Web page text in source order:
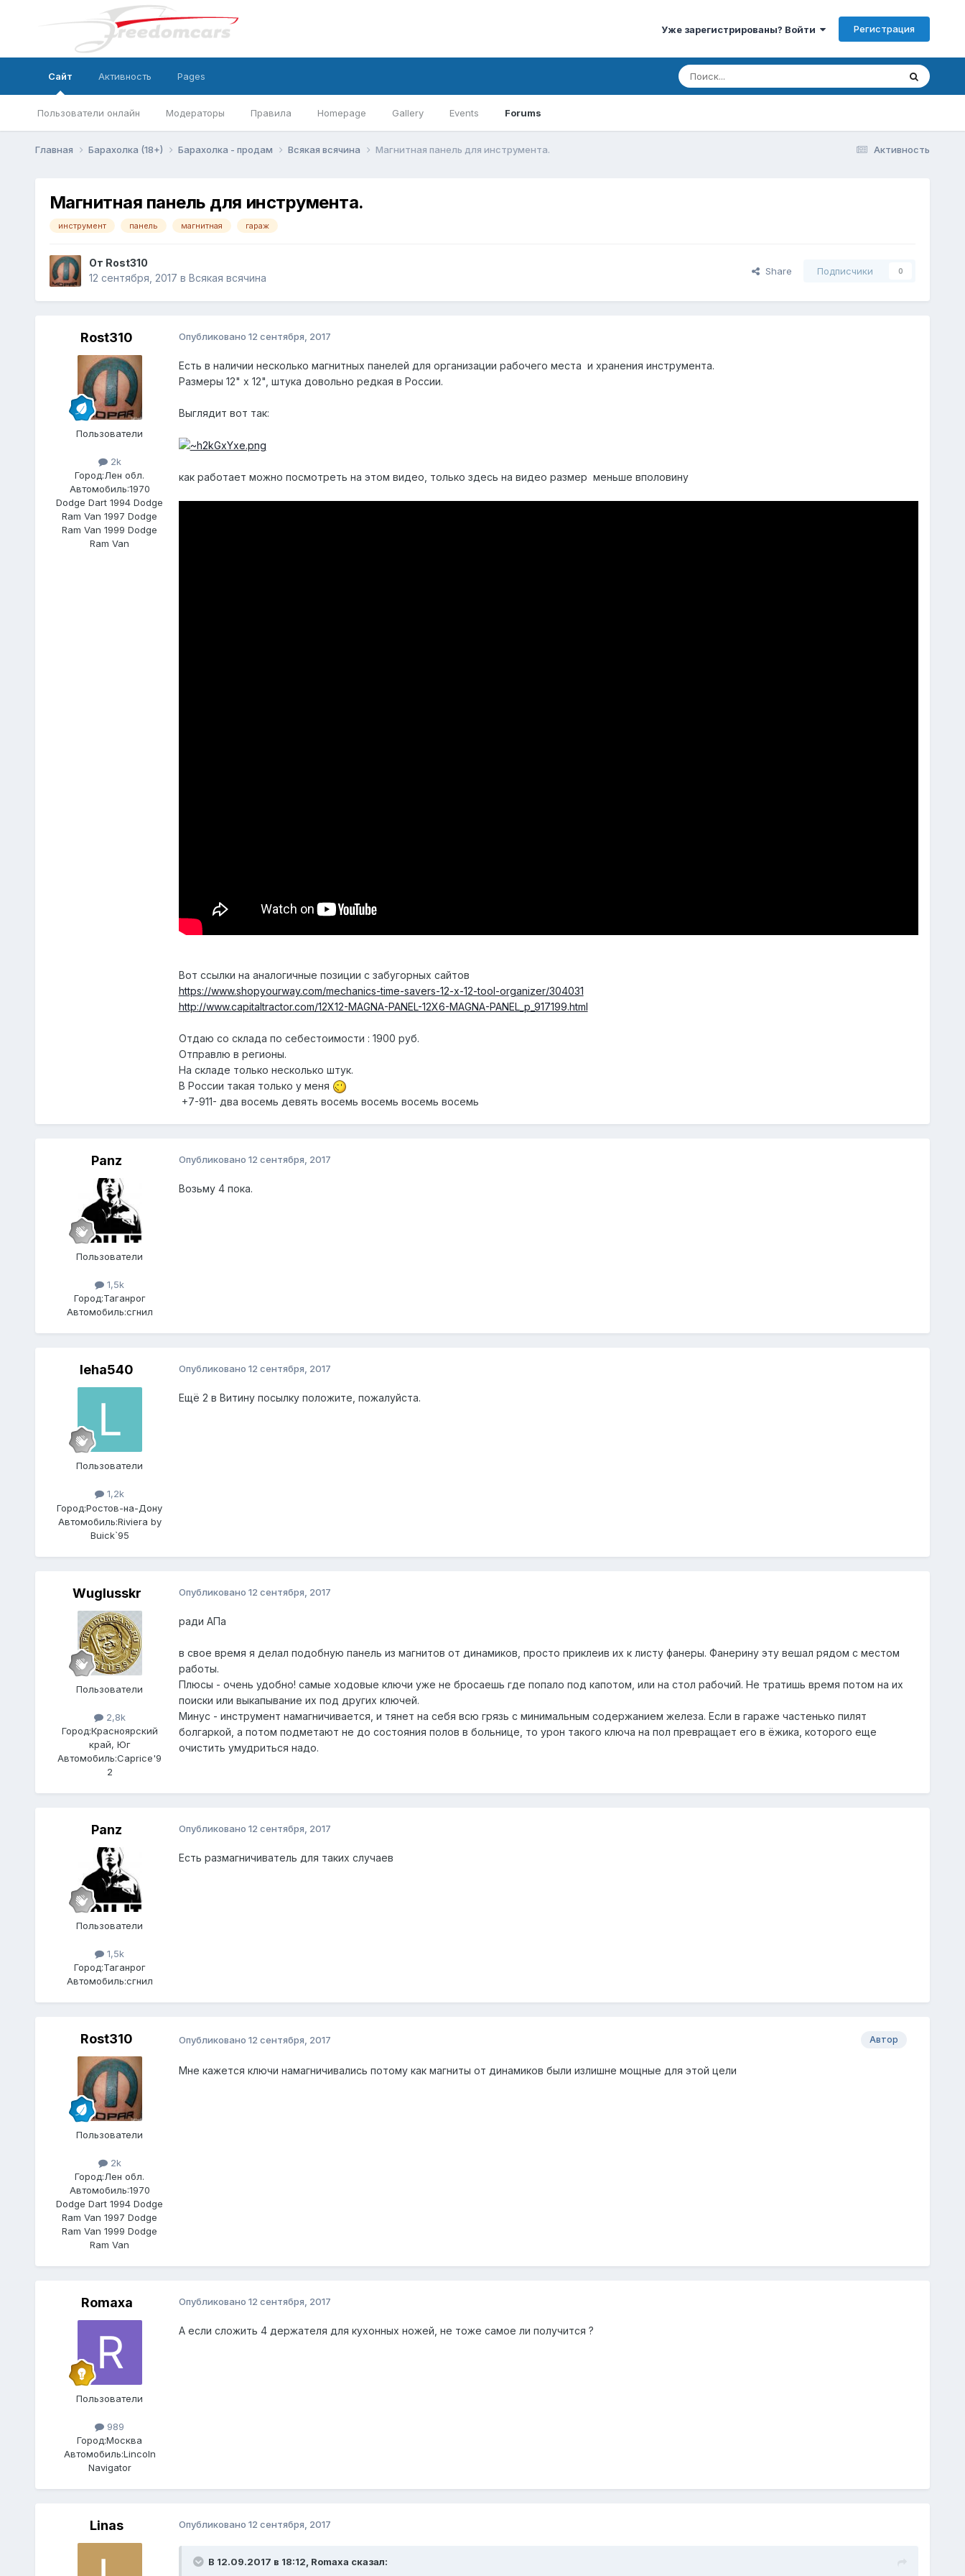
Уже зарегистрированы? Войти Регистрация
Сайт
Пользователи онлайн Модераторы Правила Homepage Gallery Events Forums
Активность Pages
Активность
Главная Барахолка (18+) Барахолка - продам Всякая всячина Магнитная панель для инструмента.
Магнитная панель для инструмента.
инструмент панель магнитная гараж
От Rost310
12 сентября, 2017 в Всякая всячина
Share Подписчики 0
Rost310
Пользователи
2k
Город:Лен обл.
Автомобиль:1970
Dodge Dart 1994 Dodge
Ram Van 1997 Dodge
Ram Van 1999 Dodge
Ram Van
Опубликовано 12 сентября, 2017
Есть в наличии несколько магнитных панелей для организации рабочего места и хранения инструмента.
Размеры 12" x 12", штука довольно редкая в России.
Выглядит вот так:
как работает можно посмотреть на этом видео, только здесь на видео размер меньше вполовину
Вот ссылки на аналогичные позиции с забугорных сайтов
https://www.shopyourway.com/mechanics-time-savers-12-x-12-tool-organizer/304031
http://www.capitaltractor.com/12X12-MAGNA-PANEL-12X6-MAGNA-PANEL_p_917199.html
Отдаю со склада по себестоимости : 1900 руб.
Отправлю в регионы.
На складе только несколько штук.
В России такая только у меня
+7-911- два восемь девять восемь восемь восемь восемь
Panz
Пользователи
1,5k
Город:Таганрог
Автомобиль:сгнил
Опубликовано 12 сентября, 2017
Возьму 4 пока.
leha540
Пользователи
1,2k
Город:Pocтов-на-Дону
Автомобиль:Riviera by
Buick`95
Опубликовано 12 сентября, 2017
Ещё 2 в Витину посылку положите, пожалуйста.
Wuglusskr
Пользователи
2,8k
Город:Красноярский
край, Юг
Автомобиль:Caprice'9
2
Опубликовано 12 сентября, 2017
ради АПа
в свое время я делал подобную панель из магнитов от динамиков, просто приклеив их к листу фанеры. Фанерину эту вешал рядом с местом
работы.
Плюсы - очень удобно! самые ходовые ключи уже не бросаешь где попало под капотом, или на стол рабочий. Не тратишь время потом на их
поиски или выкапывание их под других ключей.
Минус - инструмент намагничивается, и тянет на себя всю грязь с минимальным содержанием железа. Если в гараже частенько пилят
болгаркой, а потом подметают не до состояния полов в больнице, то урон такого ключа на пол превращает его в ёжика, которого еще
очистить умудриться надо.
Panz
Пользователи
1,5k
Город:Таганрог
Автомобиль:сгнил
Опубликовано 12 сентября, 2017
Есть размагничиватель для таких случаев
Rost310
Пользователи
2k
Город:Лен обл.
Автомобиль:1970
Dodge Dart 1994 Dodge
Ram Van 1997 Dodge
Ram Van 1999 Dodge
Ram Van
Автор
Опубликовано 12 сентября, 2017
Мне кажется ключи намагничивались потому как магниты от динамиков были излишне мощные для этой цели
Romaxa
Пользователи
989
Город:Москва
Автомобиль:Lincoln
Navigator
Опубликовано 12 сентября, 2017
А если сложить 4 держателя для кухонных ножей, не тоже самое ли получится ?
Linas Опубликовано 12 сентября, 2017
В 12.09.2017 в 18:12, Romaxa сказал: